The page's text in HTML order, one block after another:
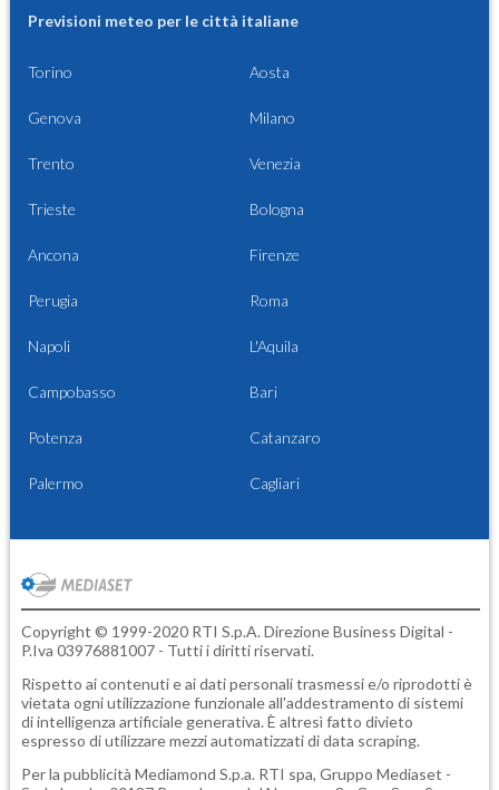
Previsioni meteo per le città italiane
Torino Aosta
Genova Milano
Trento Venezia
Trieste Bologna
Ancona Firenze
Perugia Roma
Napoli L'Aquila
Campobasso Bari
Potenza Catanzaro
Palermo Cagliari
Copyright © 1999-2020 RTI S.p.A. Direzione Business Digital -
P.Iva 03976881007 - Tutti i diritti riservati.
Rispetto ai contenuti e ai dati personali trasmessi e/o riprodotti è
vietata ogni utilizzazione funzionale all'addestramento di sistemi
di intelligenza artificiale generativa. È altresì fatto divieto
espresso di utilizzare mezzi automatizzati di data scraping.
Per la pubblicità Mediamond S.p.a. RTI spa, Gruppo Mediaset -